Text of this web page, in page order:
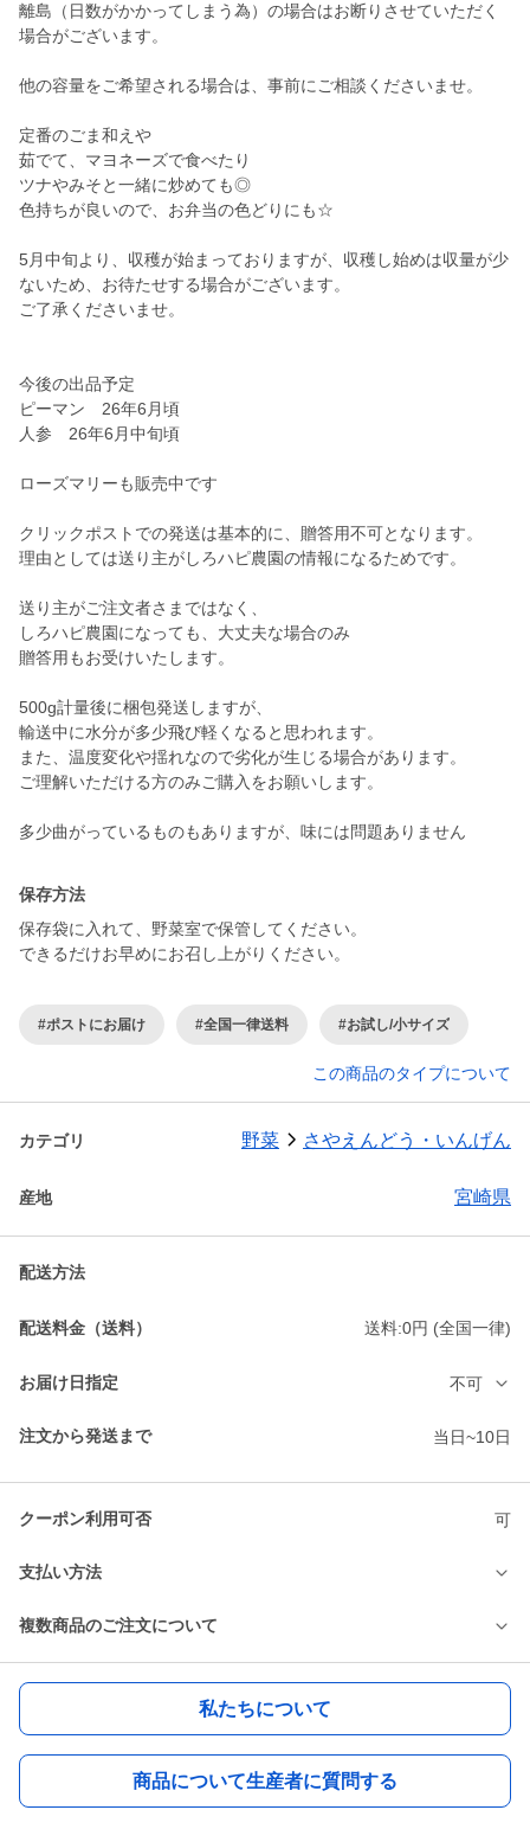
離島（日数がかかってしまう為）の場合はお断りさせていただく
場合がございます。
他の容量をご希望される場合は、事前にご相談くださいませ。
定番のごま和えや
茹でて、マヨネーズで食べたり
ツナやみそと一緒に炒めても◎
色持ちが良いので、お弁当の色どりにも☆
5月中旬より、収穫が始まっておりますが、収穫し始めは収量が少
ないため、お待たせする場合がございます。
ご了承くださいませ。
今後の出品予定
ピーマン 26年6月頃
人参 26年6月中旬頃
ローズマリーも販売中です
クリックポストでの発送は基本的に、贈答用不可となります。
理由としては送り主がしろハピ農園の情報になるためです。
送り主がご注文者さまではなく、
しろハピ農園になっても、大丈夫な場合のみ
贈答用もお受けいたします。
500g計量後に梱包発送しますが、
輸送中に水分が多少飛び軽くなると思われます。
また、温度変化や揺れなので劣化が生じる場合があります。
ご理解いただける方のみご購入をお願いします。
多少曲がっているものもありますが、味には問題ありません
保存方法
保存袋に入れて、野菜室で保管してください。
できるだけお早めにお召し上がりください。
#ポストにお届け #全国一律送料 #お試し/小サイズ
この商品のタイプについて
カテゴリ 野菜 さやえんどう・いんげん
産地 宮崎県
配送方法
配送料金（送料） 送料:0円 (全国一律)
お届け日指定 不可
注文から発送まで 当日~10日
クーポン利用可否 可
支払い方法
複数商品のご注文について
私たちについて
商品について生産者に質問する